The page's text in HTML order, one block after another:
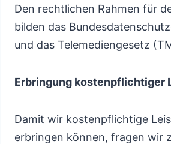
Den rechtlichen Rahmen für
bilden das
und das Telemediengesetz
Erbringung kostenpflichtiger
Damit wir kostenpflichtige
erbringen können, fragen wir